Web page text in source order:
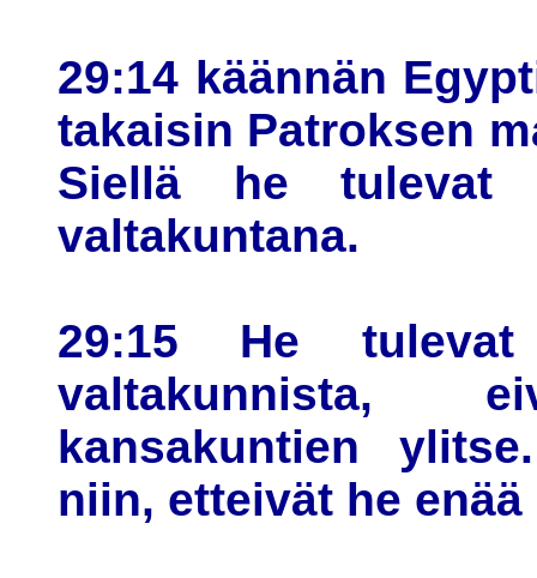
29:14 käännän
takaisin Patroksen
Siellä he tulevat
valtakuntana.
29:15 He tulevat
valtakunnista,
kansakuntien
niin, etteivät he